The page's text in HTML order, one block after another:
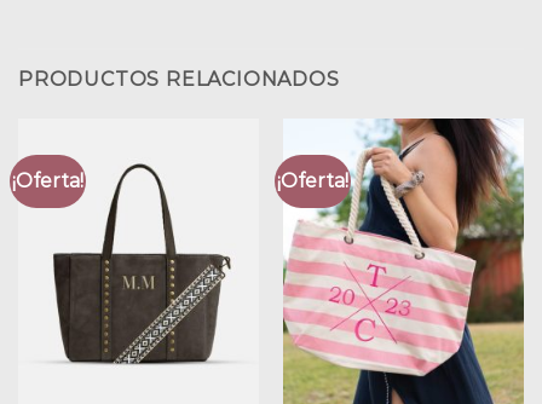
PRODUCTOS RELACIONADOS
¡Oferta! ¡Oferta!